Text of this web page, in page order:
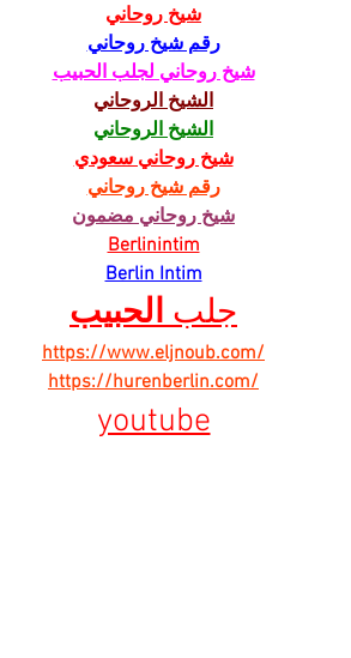
شيخ روحاني
رقم شيخ روحاني
شيخ روحاني لجلب الحبيب
الشيخ الروحاني
الشيخ الروحاني
شيخ روحاني سعودي
رقم شيخ روحاني
شيخ روحاني مضمون
Berlinintim
Berlin Intim
جلب الحبيب
https://www.eljnoub.com/
https://hurenberlin.com/
youtube